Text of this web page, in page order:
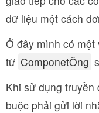
dữ liệu một cách
Ở đây mình có
từ ComponetÔng
Khi sử dụng
buộc phải gửi lời